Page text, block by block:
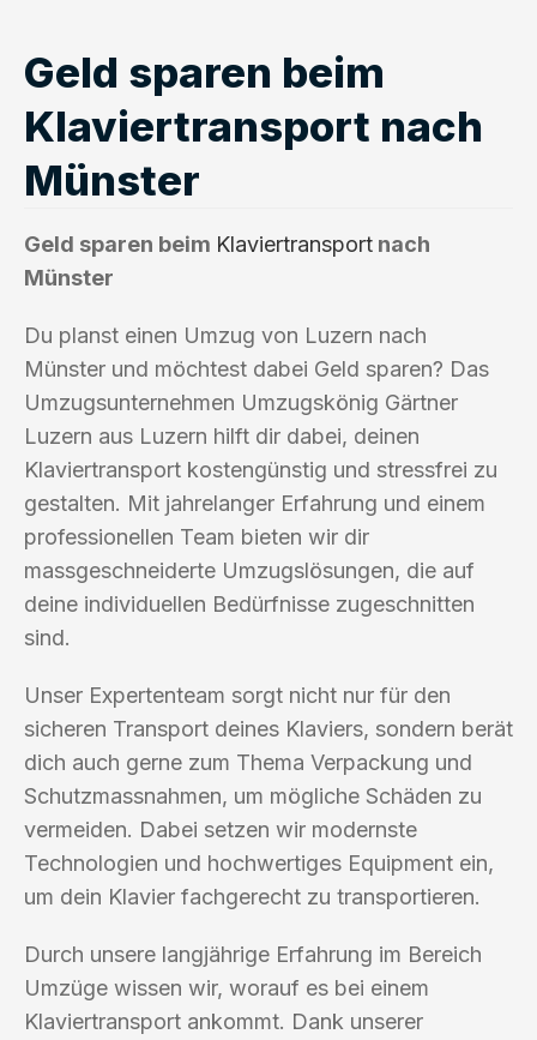
Geld sparen beim
Klaviertransport nach
Münster
Geld sparen beim Klaviertransport nach
Münster
Du planst einen Umzug von Luzern nach
Münster und möchtest dabei Geld sparen? Das
Umzugsunternehmen Umzugskönig Gärtner
Luzern aus Luzern hilft dir dabei, deinen
Klaviertransport kostengünstig und stressfrei zu
gestalten. Mit jahrelanger Erfahrung und einem
professionellen Team bieten wir dir
massgeschneiderte Umzugslösungen, die auf
deine individuellen Bedürfnisse zugeschnitten
sind.
Unser Expertenteam sorgt nicht nur für den
sicheren Transport deines Klaviers, sondern berät
dich auch gerne zum Thema Verpackung und
Schutzmassnahmen, um mögliche Schäden zu
vermeiden. Dabei setzen wir modernste
Technologien und hochwertiges Equipment ein,
um dein Klavier fachgerecht zu transportieren.
Durch unsere langjährige Erfahrung im Bereich
Umzüge wissen wir, worauf es bei einem
Klaviertransport ankommt. Dank unserer